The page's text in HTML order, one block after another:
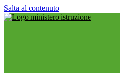
Salta al contenuto